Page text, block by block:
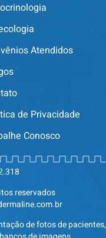
Atendidos
de Privacidade
Conosco
reservados
de fotos de